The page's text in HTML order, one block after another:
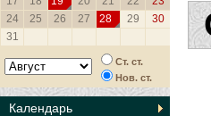
24
25 26 27 28 29
30
31
Ст. ст.
Нов. ст.
Календарь